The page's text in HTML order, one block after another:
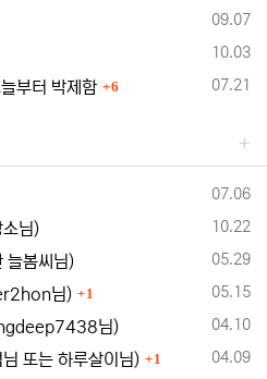
등록일
09.07
등록일
10.03
등록일
07.21
부터 박제함 6
등록일
07.06
등록일
10.22
님)
등록일
05.29
늘봄씨님)
등록일
05.15
님) 1
등록일
04.10
님)
등록일
04.09
또는 하루살이님) 1